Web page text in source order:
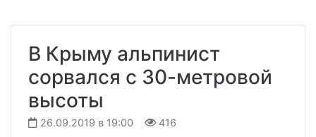
В Крыму альпинист
сорвался с 30-метровой
высоты
26.09.2019 в 19:00 416